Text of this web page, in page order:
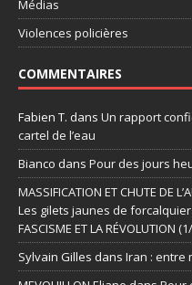
Médias
Violences policières
COMMENTAIRES
Fabien T. dans Un rapport
cartel de l’eau
Bianco dans Pour des jours
MASSIFICATION ET CHUTE DE
Les gilets jaunes de forcalquier
FASCISME ET LA RÉVOLUTION
Sylvain Gilles dans Iran : entre